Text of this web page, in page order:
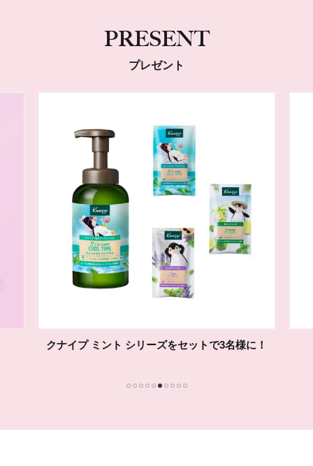
PRESENT
プレゼント
クナイプ ミント シリーズをセットで3名様に！